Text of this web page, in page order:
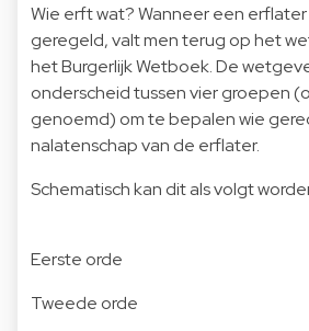
Wie erft wat? Wanneer een
geregeld, valt men terug op het
het Burgerlijk Wetboek. De
onderscheid tussen vier groepen
genoemd) om te bepalen wie
nalatenschap van de erflater.
Schematisch kan dit als volgt
Eerste orde
Tweede orde